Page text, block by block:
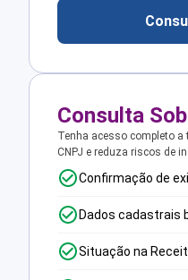
Consulta
Tenha acesso completo
CNPJ e reduza riscos de
Confirmação de
Dados cadastrais
Situação na